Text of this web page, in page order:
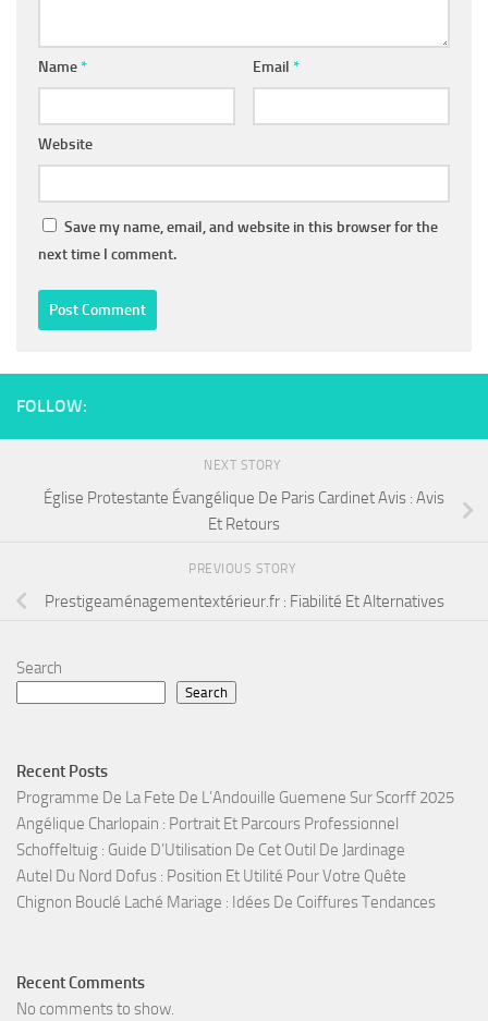
Name* Email *
Website
Save my name, email, and website in this browser for the
next time I comment.
FOLLOW:
NEXT STORY
Église Protestante Évangélique De Paris Cardinet Avis : Avis
Et Retours
PREVIOUS STORY
Prestigeaménagementextérieur.fr : Fiabilité Et Alternatives
Search
Search
Recent Posts
Programme De La Fete De L’Andouille Guemene Sur Scorff 2025
Angélique Charlopain : Portrait Et Parcours Professionnel
Schoffeltuig : Guide D’Utilisation De Cet Outil De Jardinage
Autel Du Nord Dofus : Position Et Utilité Pour Votre Quête
Chignon Bouclé Laché Mariage : Idées De Coiffures Tendances
Recent Comments
No comments to show.